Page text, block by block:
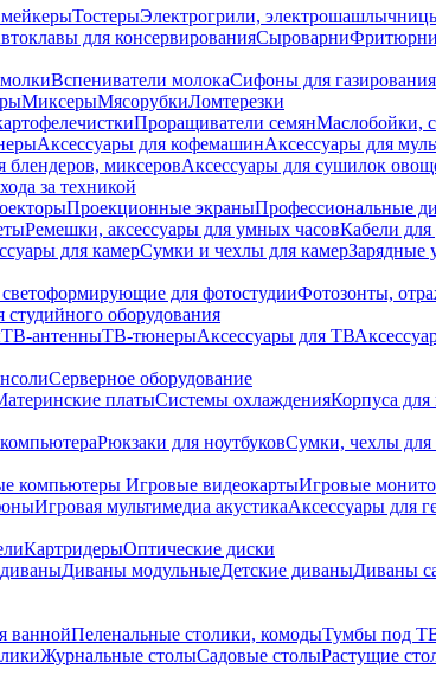
ТостерыЭлектрогрили,
для консервированияСыроварни
Вспениватели молокаСифоны для
МиксерыМясорубкиЛомтерезки
Проращиватели семянМаслобойки,
Аксессуары для кофемашинАксессуары для
блендеров, миксеровАксессуары для сушилок
за техникой
Проекционные экраныПрофессиональные
Ремешки, аксессуары для умных часовКабели
для камерСумки и чехлы для камерЗарядные
для фотостудииФотозонты,
оборудования
ТВ-антенныТВ-тюнерыАксессуары для ТВ
Серверное оборудование
платыСистемы охлажденияКорпуса
Рюкзаки для ноутбуковСумки, чехлы для
компьютеры Игровые видеокартыИгровые
Игровая мультимедиа акустикаАксессуары для
КартридерыОптические диски
Диваны модульныеДетские диваныДиваны
ваннойПеленальные столики, комодыТумбы под
Журнальные столыСадовые столыРастущие